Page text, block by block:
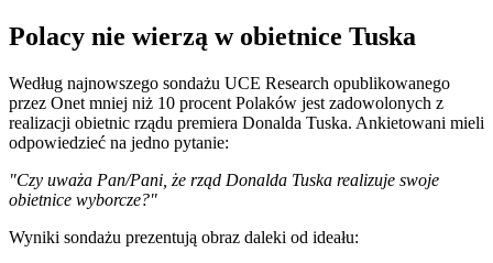
Polacy nie wierzą w obietnice Tuska
Według najnowszego sondażu UCE Research opublikowanego
przez Onet mniej niż 10 procent Polaków jest zadowolonych z
realizacji obietnic rządu premiera Donalda Tuska. Ankietowani mieli
odpowiedzieć na jedno pytanie:
"Czy uważa Pan/Pani, że rząd Donalda Tuska realizuje swoje
obietnice wyborcze?"
Wyniki sondażu prezentują obraz daleki od ideału: